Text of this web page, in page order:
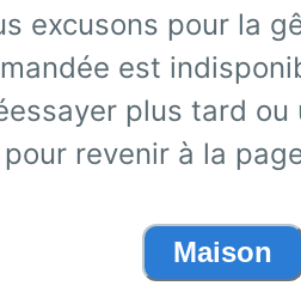
excusons pour la
est
plus tard
pour revenir à la
Maison